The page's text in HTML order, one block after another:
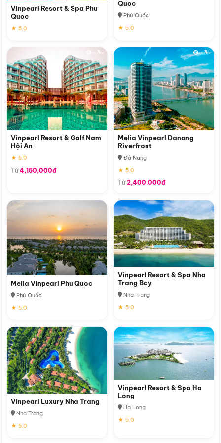
Vinpearl Resort & Spa Phu
Quoc
★ 5.0
Quoc
Phú Quốc
★ 5.0
Vinpearl Resort & Golf Nam
Hội An
★ 5.0
Từ4,150,000đ
Melia Vinpearl Danang
Riverfront
Đà Nẵng
★ 5.0
Từ2,400,000đ
Melia Vinpearl Phu Quoc
Phú Quốc
★ 5.0
Vinpearl Resort & Spa Nha
Trang Bay
Nha Trang
★ 5.0
Vinpearl Luxury Nha Trang
Nha Trang
★ 5.0
Vinpearl Resort & Spa Ha
Long
Hạ Long
★ 5.0